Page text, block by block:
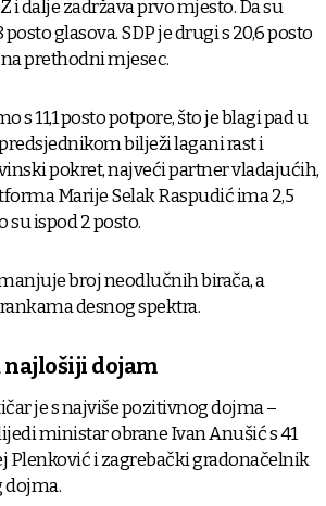
dalje zadržava prvo mjesto. Da su
glasova. SDP je drugi s 20,6 posto
prethodni mjesec.
11,1 posto potpore, što je blagi pad u
bilježi lagani rast i
pokret, najveći partner vladajućih,
Marije Selak Raspudić ima 2,5
su ispod 2 posto.
broj neodlučnih birača, a
desnog spektra.
najlošiji dojam
je s najviše pozitivnog dojma –
ministar obrane Ivan Anušić s 41
Plenković i zagrebački gradonačelnik
dojma.